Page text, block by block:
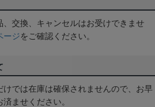
、交換、キャンセルはお受けできませ
ージをご確認ください。
けでは在庫は確保されませんので、お早
ませください。